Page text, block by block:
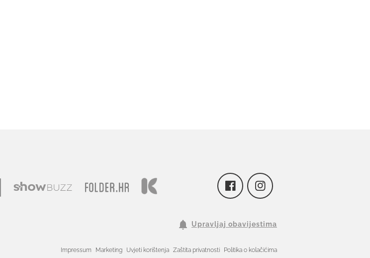
Upravljaj obavijestima
Impressum Marketing Uvjeti korištenja Zaštita privatnosti Politika o kolačićima